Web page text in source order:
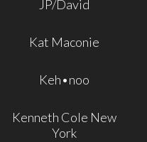
JP/David
Kat Maconie
Keh•noo
Kenneth Cole New
York